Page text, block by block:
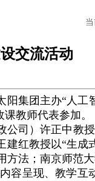
交流活动
阳集团主办“人工
教师代表参加。
公司）许正中教
建红教授以“生成
法；南京师范
容呈现、教学互